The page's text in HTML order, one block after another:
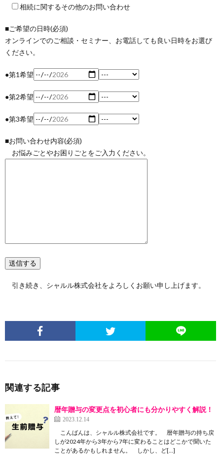
相続に関するその他のお問い合わせ
■ご希望の日時(必須)
オンラインでのご相談・セミナー、お電話しても良い日時をお選び
ください。
●第1希望
●第2希望
●第3希望
■お問い合わせ内容(必須)
お悩みごとやお困りごとをご入力ください。
引き続き、シャルル株式会社をよろしくお願い申し上げます。
関連する記事
暦年贈与の変更点を初心者にも分かりやすく解説！
2023.12.14
こんばんは、シャルル株式会社です。 暦年贈与の持ち戻
しが2024年から3年から7年に変わることはどこかで聞いた
ことがあるかもしれません。 しかし、ど[…]